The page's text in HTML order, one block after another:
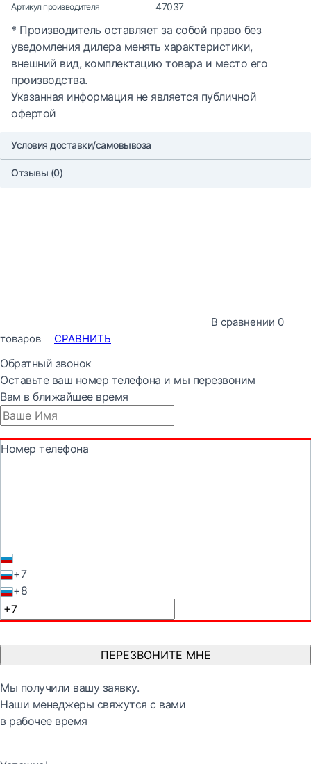
Артикул производителя 47037
* Производитель оставляет за собой право без
уведомления дилера менять характеристики,
внешний вид, комплектацию товара и место его
производства.
Указанная информация не является публичной
офертой
Условия доставки/самовывоза
Отзывы (0)
В сравнении 0
товаров
СРАВНИТЬ
Обратный звонок
Оставьте ваш номер телефона и мы перезвоним
Вам в ближайшее время
Номер телефона
+7
+8
ПЕРЕЗВОНИТЕ МНЕ
Мы получили вашу заявку.
Наши менеджеры свяжутся с вами
в рабочее время